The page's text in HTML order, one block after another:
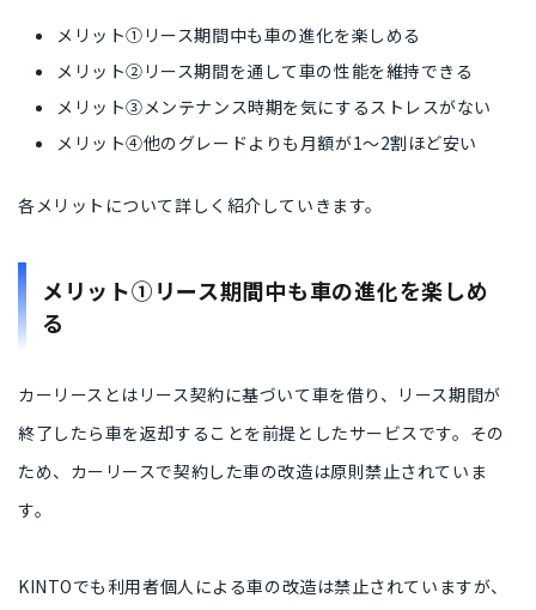
メリット①リース期間中も車の進化を楽しめる
メリット②リース期間を通して車の性能を維持できる
メリット③メンテナンス時期を気にするストレスがない
メリット④他のグレードよりも月額が1〜2割ほど安い
各メリットについて詳しく紹介していきます。
メリット①リース期間中も車の進化を楽しめ
る
カーリースとはリース契約に基づいて車を借り、リース期間が
終了したら車を返却することを前提としたサービス です。その
ため、カーリースで契約した車の改造は原則禁止されていま
す。
KINTOでも 利用者個人による車の改造は禁止されていますが、